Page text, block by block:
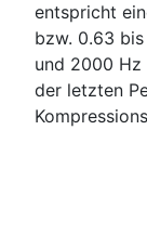
entspricht
bzw. 0.63
und 2000 Hz
der letzten